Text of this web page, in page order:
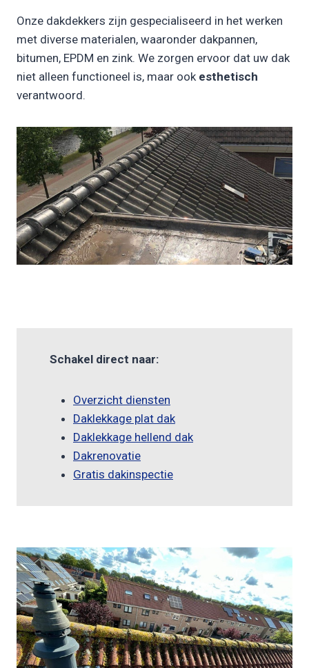
Onze dakdekkers zijn gespecialiseerd in het werken
met diverse materialen, waaronder dakpannen,
bitumen, EPDM en zink. We zorgen ervoor dat uw dak
niet alleen functioneel is, maar ook esthetisch
verantwoord.
Schakel direct naar:
Overzicht diensten
Daklekkage plat dak
Daklekkage hellend dak
Dakrenovatie
Gratis dakinspectie